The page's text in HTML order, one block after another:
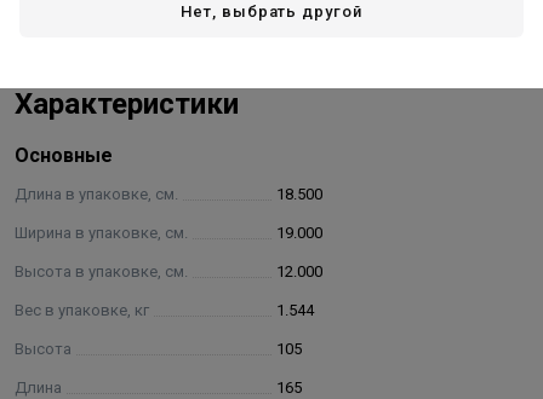
Комплект поставки:
Характеристики
Основные
Длина в упаковке, см. 18.500
Ширина в упаковке, см. 19.000
Высота в упаковке, см. 12.000
Вес в упаковке, кг 1.544
Высота 105
Длина 165
Нет, выбрать другой